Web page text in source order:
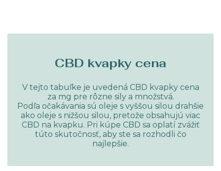
CBD kvapky cena
V tejto tabuľke je uvedená CBD kvapky cena
za mg pre rôzne sily a množstvá.
Podľa očakávania sú oleje s vyššou silou drahšie
ako oleje s nižšou silou, pretože obsahujú viac
CBD na kvapku. Pri kúpe CBD sa oplatí zvážiť
túto skutočnosť, aby ste sa rozhodli čo
najlepšie.